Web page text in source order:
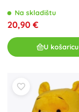
Na skladištu
20,90 €
U košaricu